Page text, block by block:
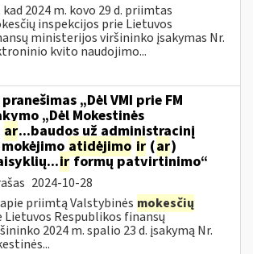
2024 m. kovo 29 d. priimtas
inspekcijos prie Lietuvos
ministerijos viršininko įsakymas Nr.
kvito naudojimo...
„Dėl VMI prie FM
„Dėl Mokestinės
ar...baudos už administracinį
atidėjimo ir (ar)
irformų patvirtinimo“
2024-10-28
priimtą Valstybinės mokesčių
Lietuvos Respublikos finansų
2024 m. spalio 23 d. įsakymą Nr.